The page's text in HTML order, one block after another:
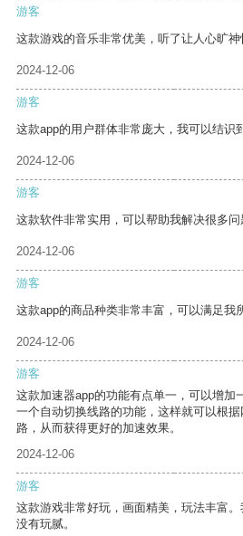
游客
这款游戏的音乐非常优美，听了让人心旷神
2024-12-06
游客
这款app的用户群体非常庞大，我可以结识
2024-12-06
游客
这款软件非常实用，可以帮助我解决很多问
2024-12-06
游客
这款app的商品种类非常丰富，可以满足我
2024-12-06
游客
这款加速器app的功能有点单一，可以增加
一个自动切换线路的功能，这样就可以根
路，从而获得更好的加速效果。
2024-12-06
游客
这款游戏非常好玩，画面精美，玩法丰富
没有玩腻。